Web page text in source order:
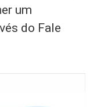
um
do Fale